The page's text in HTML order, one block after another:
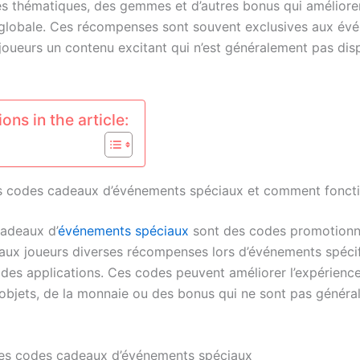
thématiques, des gemmes et d’autres bonus qui
Ces récompenses sont souvent exclusives aux
un contenu excitant qui n’est généralement pas
in the article:
codes cadeaux d’événements spéciaux et comment
d’événements spéciaux sont des codes
joueurs diverses récompenses lors d’événements
applications. Ces codes peuvent améliorer
de la monnaie ou des bonus qui ne sont pas
codes cadeaux d’événements spéciaux